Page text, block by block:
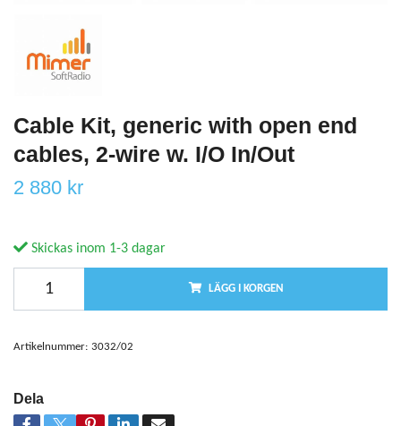
Cable Kit, generic with open end
cables, 2-wire w. I/O In/Out
2 880 kr
Skickas inom 1-3 dagar
LÄGG I KORGEN
Artikelnummer: 3032/02
Dela